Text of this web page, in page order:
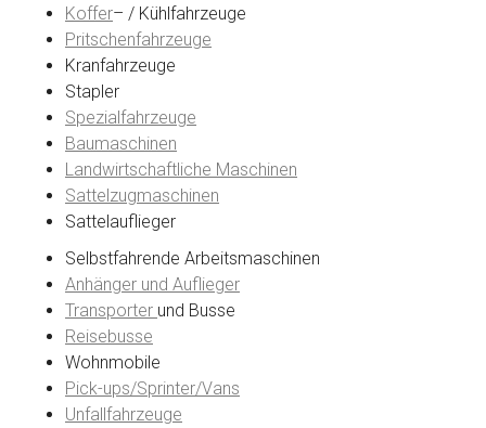
Baujahr
Getriebe
Bekannte Schäden
Kilometerstand
Preisvorstellung
Koffer– / Kühlfahrzeuge
Pritschenfahrzeuge
Kranfahrzeuge
Stapler
Spezialfahrzeuge
Baumaschinen
Landwirtschaftliche Maschinen
Sattelzugmaschinen
Sattelauflieger
Selbstfahrende Arbeitsmaschinen
Anhänger und Auflieger
Transporter und Busse
Reisebusse
Wohnmobile
Pick-ups/Sprinter/Vans
Unfallfahrzeuge